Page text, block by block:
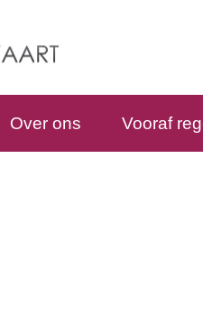
Over ons Vooraf